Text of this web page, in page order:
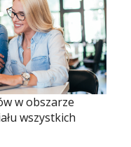
w obszarze
wszystkich